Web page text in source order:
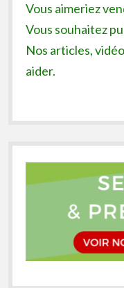
Vous aimeriez
Vous souhaitez
Nos articles,
aider.